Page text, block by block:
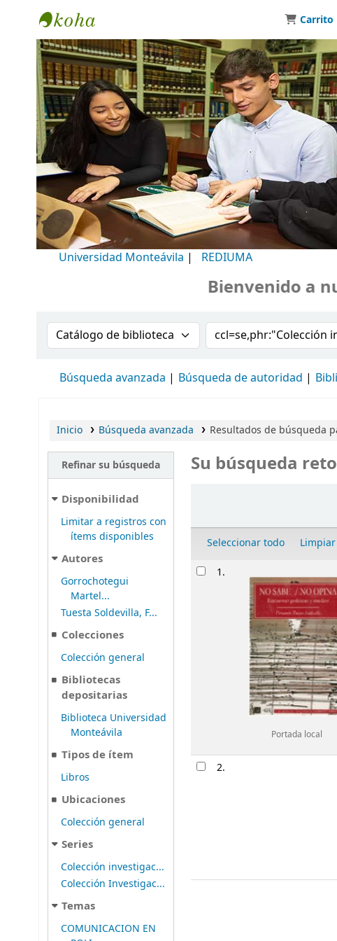
Biblioteca Universidad Monteávila
Carrito
Universidad Monteávila | REDIUMA
Bienvenido a
Buscar en el catálogo por:Buscar en el
Búsqueda avanzada Búsqueda de autoridad
Inicio Búsqueda avanzada Resultados de búsqueda
Refinar su búsqueda
Disponibilidad
Limitar a registros con
ítems disponibles
Autores
Gorrochotegui
Martel...
Tuesta Soldevilla, F...
Colecciones
Colección general
Bibliotecas
depositarias
Biblioteca Universidad
Monteávila
Tipos de ítem
Libros
Ubicaciones
Colección general
Series
Colección investigac...
Colección Investigac...
Temas
COMUNICACION EN
Su búsqueda
Seleccionar todo
Resultados
1.
Portada local
2.